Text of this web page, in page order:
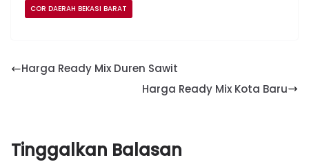
COR DAERAH BEKASI BARAT
Harga Ready Mix Duren Sawit
Harga Ready Mix Kota Baru
Tinggalkan Balasan